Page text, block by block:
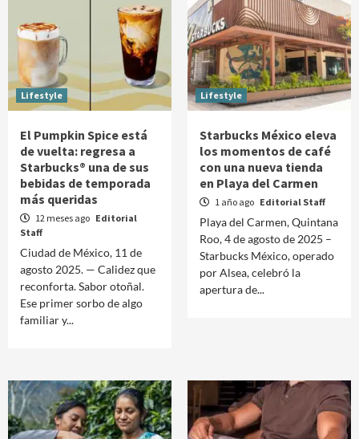
Lifestyle
El Pumpkin Spice está
de vuelta: regresa a
Starbucks® una de sus
bebidas de temporada
más queridas
12 meses ago Editorial
Staff
Ciudad de México, 11 de
agosto 2025. — Calidez que
reconforta. Sabor otoñal.
Ese primer sorbo de algo
familiar y...
Lifestyle
Starbucks México eleva
los momentos de café
con una nueva tienda
en Playa del Carmen
1 año ago Editorial Staff
Playa del Carmen, Quintana
Roo, 4 de agosto de 2025 –
Starbucks México, operado
por Alsea, celebró la
apertura de...